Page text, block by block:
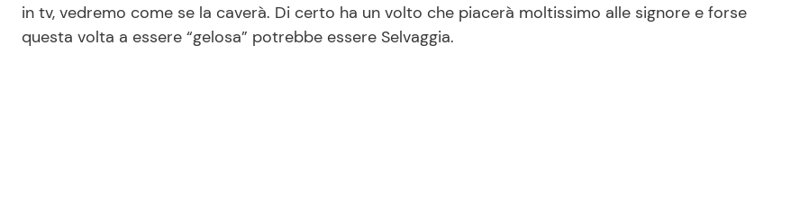
in tv, vedremo come se la caverà. Di certo ha un volto che piacerà moltissimo alle signore e forse
questa volta a essere “gelosa” potrebbe essere Selvaggia.